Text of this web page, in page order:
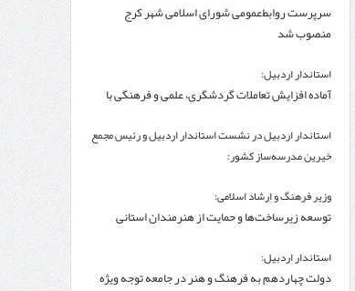
سرپرست روابط‌عمومی شورای اسلامی شهر کرج
منصوب شد
استاندار اردبیل:
آماده افزایش تعاملات گردشگری، علمی و فرهنگی با
استاندار اردبیل در نشست استاندار اردبیل و رئیس مجمع
خیرین مدرسه‌ساز کشور:
استان نیاز است
وزیر فرهنگ و ارشاد اسلامی:
توسعه زیرساخت‌ها و حمایت از هنرمندان استانی
استاندار اردبیل:
دولت چهاردهم به فرهنگ و هنر در جامعه توجه ویژه